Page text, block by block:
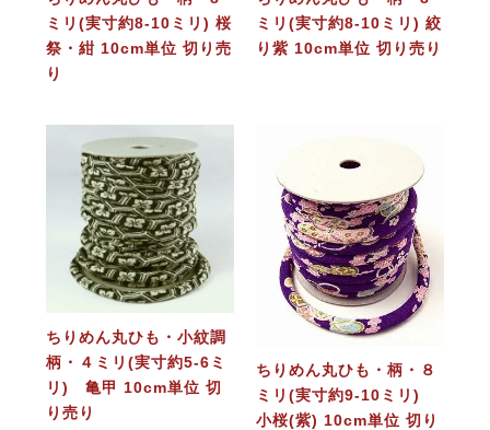
ミリ(実寸約8-10ミリ) 桜
祭・紺 10cm単位 切り売
り
ミリ(実寸約8-10ミリ) 絞
り紫 10cm単位 切り売り
ちりめん丸ひも・小紋調
柄・４ミリ(実寸約5-6ミ
リ) 亀甲 10cm単位 切
り売り
ちりめん丸ひも・柄・８
ミリ(実寸約9-10ミリ)
小桜(紫) 10cm単位 切り